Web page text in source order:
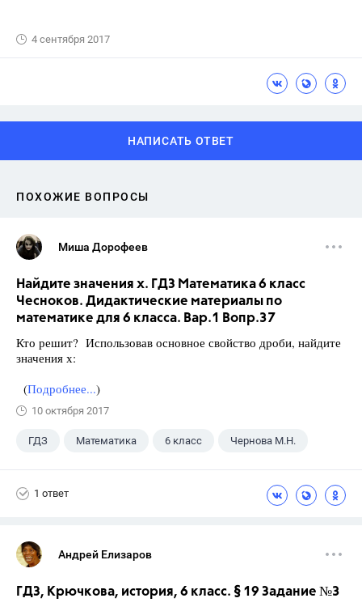
4 сентября 2017
НАПИСАТЬ ОТВЕТ
ПОХОЖИЕ ВОПРОСЫ
Миша Дорофеев
Найдите значения х. ГДЗ Математика 6 класс
Чесноков. Дидактические материалы по
математике для 6 класса. Вар.1 Вопр.37
Кто решит? Использовав основное свойство дроби, найдите
значения х:
(Подробнее...)
10 октября 2017
ГДЗ Математика 6 класс Чернова М.Н.
1 ответ
Андрей Елизаров
ГДЗ, Крючкова, история, 6 класс. § 19 Задание №3